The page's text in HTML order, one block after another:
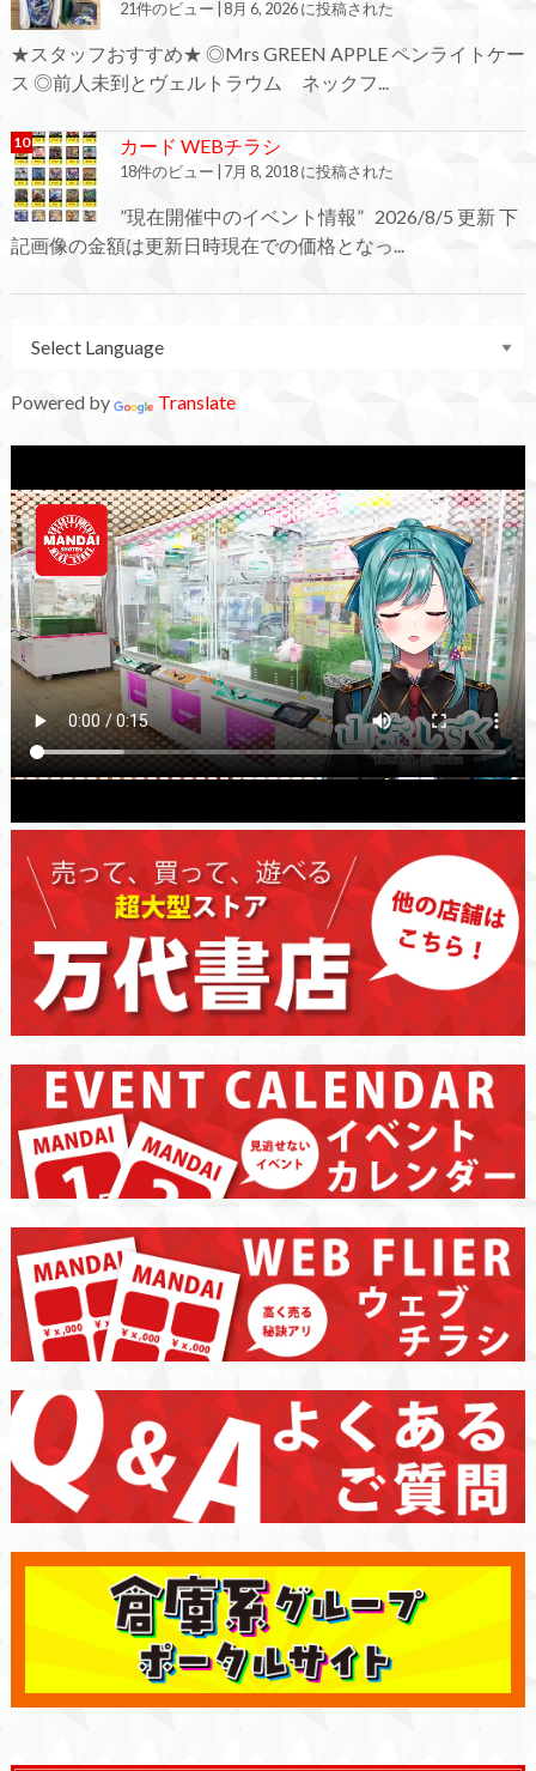
21件のビュー 8月 6, 2026 に投稿された
★スタッフおすすめ★ ◎Mrs GREEN APPLE ペンライトケー
ス ◎前人未到とヴェルトラウム ネックフ...
カード WEBチラシ
18件のビュー 7月 8, 2018 に投稿された
”現在開催中のイベント情報” 2026/8/5 更新 下
記画像の金額は更新日時現在での価格となっ...
Powered by Translate